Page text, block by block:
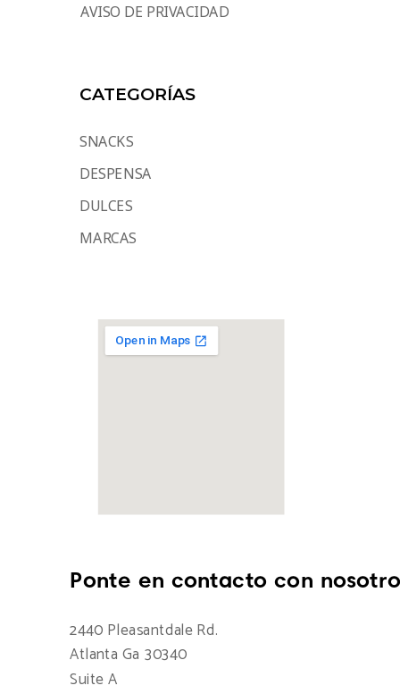
AVISO DE PRIVACIDAD
CATEGORÍAS
SNACKS
DESPENSA
DULCES
MARCAS
Ponte en contacto con
2440 Pleasantdale Rd.
Atlanta Ga 30340
Suite A